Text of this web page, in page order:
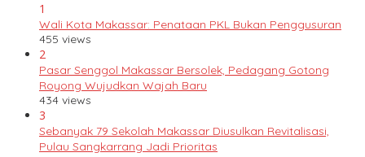
1
Wali Kota Makassar: Penataan PKL Bukan Penggusuran
455 views
2
Pasar Senggol Makassar Bersolek, Pedagang Gotong
Royong Wujudkan Wajah Baru
434 views
3
Sebanyak 79 Sekolah Makassar Diusulkan Revitalisasi,
Pulau Sangkarrang Jadi Prioritas